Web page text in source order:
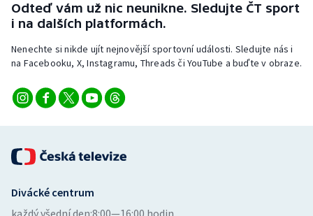
Odteď vám už nic neunikne. Sledujte ČT sport
i na dalších platformách.
Nenechte si nikde ujít nejnovější sportovní události. Sledujte nás i
na Facebooku, X, Instagramu, Threads či YouTube a buďte v obraze.
Divácké centrum